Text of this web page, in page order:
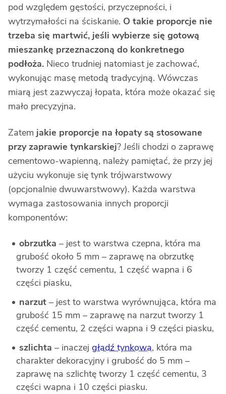
pod względem gęstości, przyczepności, i
wytrzymałości na ściskanie. O takie proporcje nie
trzeba się martwić, jeśli wybierze się gotową
mieszankę przeznaczoną do konkretnego
podłoża. Nieco trudniej natomiast je zachować,
wykonując masę metodą tradycyjną. Wówczas
miarą jest zazwyczaj łopata, która może okazać się
mało precyzyjna.
Zatem jakie proporcje na łopaty są stosowane
przy zaprawie tynkarskiej? Jeśli chodzi o zaprawę
cementowo-wapienną, należy pamiętać, że przy jej
użyciu wykonuje się tynk trójwarstwowy
(opcjonalnie dwuwarstwowy). Każda warstwa
wymaga zastosowania innych proporcji
komponentów:
obrzutka – jest to warstwa czepna, która ma
grubość około 5 mm – zaprawę na obrzutkę
tworzy 1 część cementu, 1 część wapna i 6
części piasku,
narzut – jest to warstwa wyrównująca, która ma
grubość 15 mm – zaprawę na narzut tworzy 1
część cementu, 2 części wapna i 9 części piasku,
szlichta – inaczej gładź tynkowa, która ma
charakter dekoracyjny i grubość do 5 mm –
zaprawę na szlichtę tworzy 1 część cementu, 3
części wapna i 10 części piasku.